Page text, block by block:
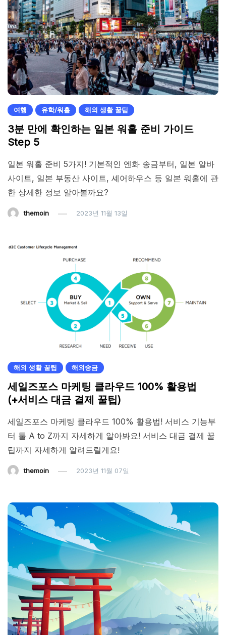
여행 유학/워홀 해외 생활 꿀팁
3분 만에 확인하는 일본 워홀 준비 가이드
Step 5
일본 워홀 준비 5가지! 기본적인 엔화 송금부터, 일본 알바
사이트, 일본 부동산 사이트, 셰어하우스 등 일본 워홀에 관
한 상세한 정보 알아볼까요?
themoin 2023년 11월 13일
해외 생활 꿀팁 해외송금
세일즈포스 마케팅 클라우드 100% 활용법
(+서비스 대금 결제 꿀팁)
세일즈포스 마케팅 클라우드 100% 활용법! 서비스 기능부
터 툴 A to Z까지 자세하게 알아봐요! 서비스 대금 결제 꿀
팁까지 자세하게 알려드릴게요!
themoin 2023년 11월 07일